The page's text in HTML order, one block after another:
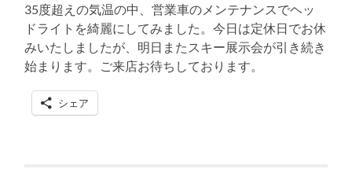
35度超えの気温の中、営業車のメンテナンスでヘッ
ドライトを綺麗にしてみました。今日は定休日でお休
みいたしましたが、明日またスキー展示会が引き続き
始まります。ご来店お待ちしております。
シェア